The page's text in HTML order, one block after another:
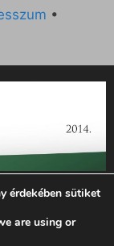
•
működésének
támogatási
támogatta az
érdekében sütiket
are using or